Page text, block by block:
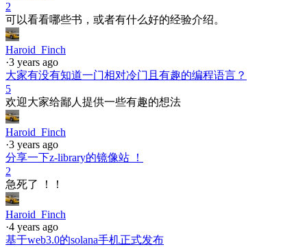
2
可以看看哪些书，或者有什么好的经验介绍。
Haroid_Finch
·3 years ago
大家有没有知道一门相对冷门且有趣的编程语言？
5
欢迎大家给鄙人提供一些有趣的想法
Haroid_Finch
·3 years ago
分享一下z-library的镜像站 ！
2
急死了 ！！
Haroid_Finch
·4 years ago
基于web3.0的solana手机正式发布